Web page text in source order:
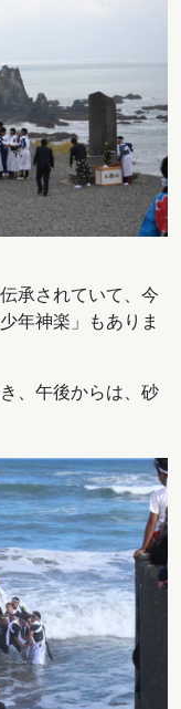
承されていて、今
年神楽」もありま
、午後からは、砂